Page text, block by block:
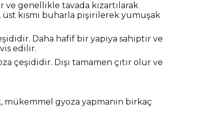
genellikle tavada kızartılarak
üst kısmı buharla pişirilerek yumuşak
Daha hafif bir yapıya sahiptir ve
edilir.
çeşididir. Dışı tamamen çıtır olur ve
mükemmel gyoza yapmanın birkaç